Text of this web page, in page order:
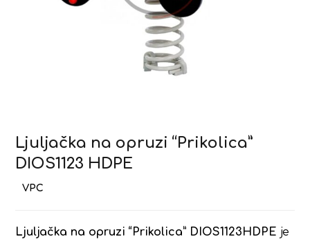
Ljuljačka na opruzi “Prikolica”
DIOS1123 HDPE
Ljuljačka na opruzi “Prikolica” DIOS1123HDPE je